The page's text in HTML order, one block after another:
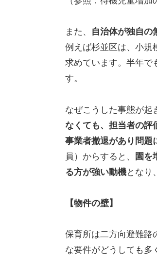
また、
自治体が独自の
例えば杉並区は、小規
求めています。半年で
す。
なぜこうした事態が起
なくても、担当者の評
事業者撤退があり問題
員）からすると、
園を
る方が強い動機となり
【物件の壁】
保育所は二方向避難路
な要件がどうしても多